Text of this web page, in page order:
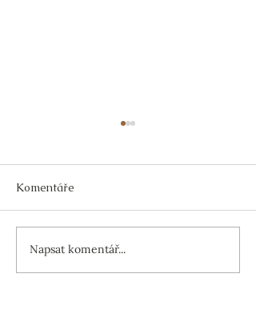
Povolání předků: ŠVEC
Komentáře
Napsat komentář...